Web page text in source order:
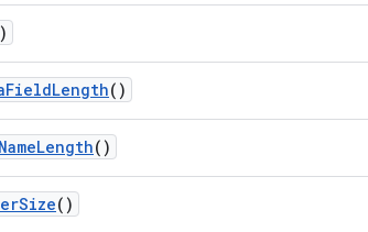
FieldLength()
NameLength()
Size()